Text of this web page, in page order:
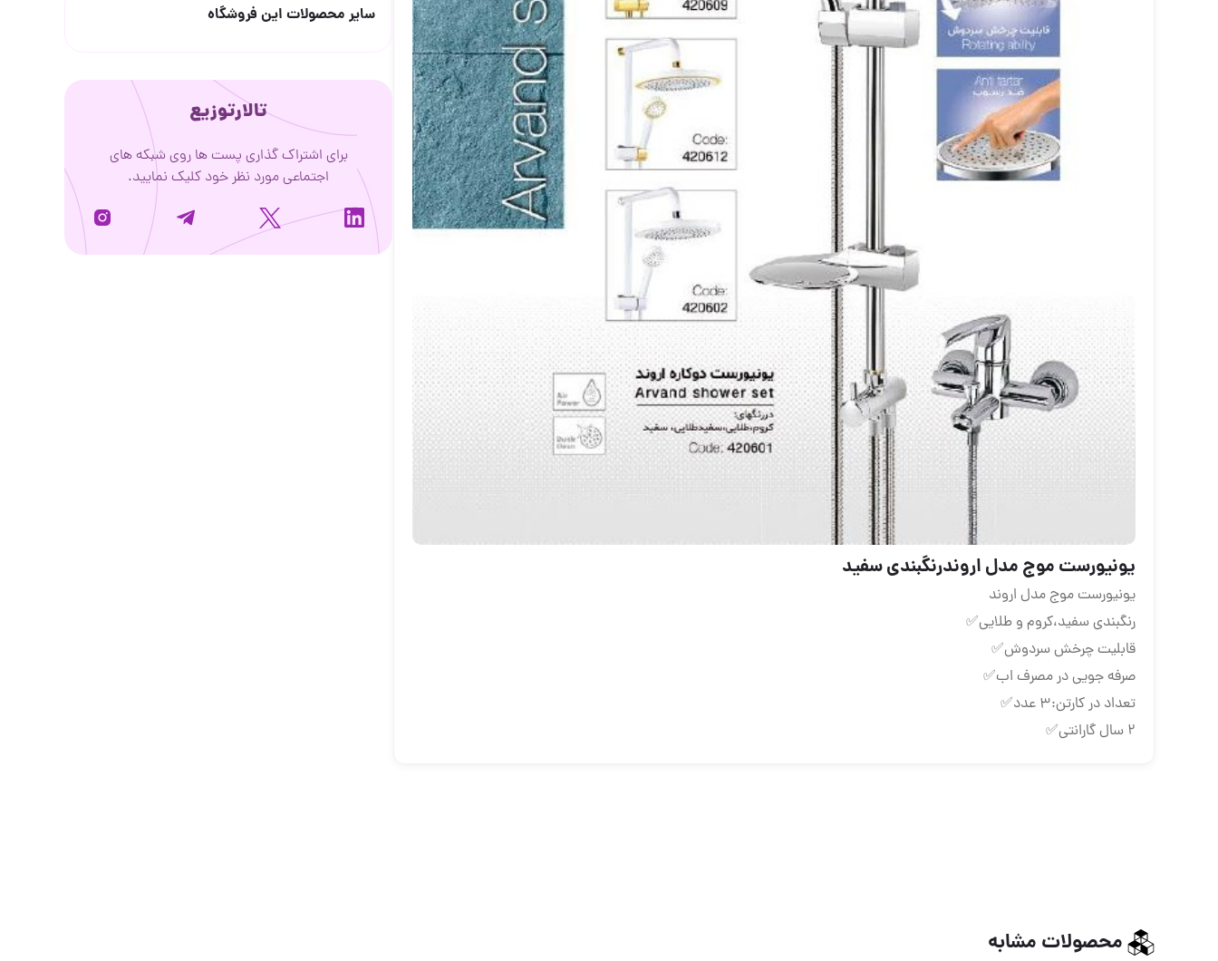
یونیورست موج مدل اروندرنگبندی سفید
یونیورست موج مدل اروند
رنگبندی سفید،کروم و طلایی✅
قابلیت چرخش سردوش✅
صرفه جویی در مصرف اب✅
تعداد در کارتن:۳ عدد✅
۲ سال گارانتی✅
سایر محصولات این فروشگاه
تالارتوزیع
برای اشتراک گذاری پست ها روی شبکه های
اجتماعی مورد نظر خود کلیک نمایید.
محصولات مشابه